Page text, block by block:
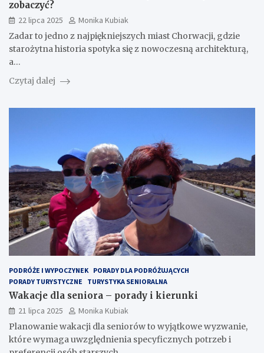
zobaczyć?
22 lipca 2025
Monika Kubiak
Zadar to jedno z najpiękniejszych miast Chorwacji, gdzie
starożytna historia spotyka się z nowoczesną architekturą,
a…
Czytaj dalej
PODRÓŻE I WYPOCZYNEK PORADY DLA PODRÓŻUJĄCYCH
PORADY TURYSTYCZNE
TURYSTYKA SENIORALNA
Wakacje dla seniora – porady i kierunki
21 lipca 2025
Monika Kubiak
Planowanie wakacji dla seniorów to wyjątkowe wyzwanie,
które wymaga uwzględnienia specyficznych potrzeb i